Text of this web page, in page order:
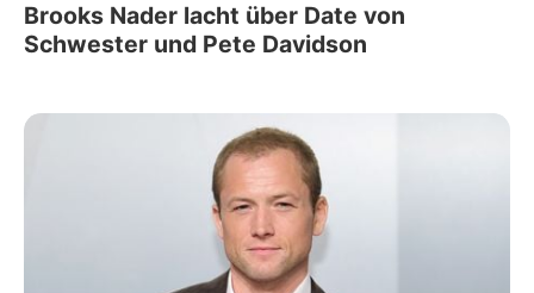
Brooks Nader lacht über Date von
Schwester und Pete Davidson